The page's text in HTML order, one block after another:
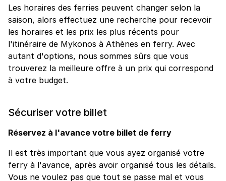
Les horaires des ferries peuvent changer selon la
saison, alors effectuez une recherche pour recevoir
les horaires et les prix les plus récents pour
l'itinéraire de Mykonos à Athènes en ferry. Avec
autant d'options, nous sommes sûrs que vous
trouverez la meilleure offre à un prix qui correspond
à votre budget.
Sécuriser votre billet
Réservez à l'avance votre billet de ferry
Il est très important que vous ayez organisé votre
ferry à l'avance, après avoir organisé tous les détails.
Vous ne voulez pas que tout se passe mal et vous